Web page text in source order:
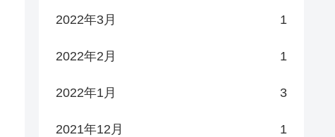
2022年3月 1
2022年2月 1
2022年1月 3
2021年12月 1